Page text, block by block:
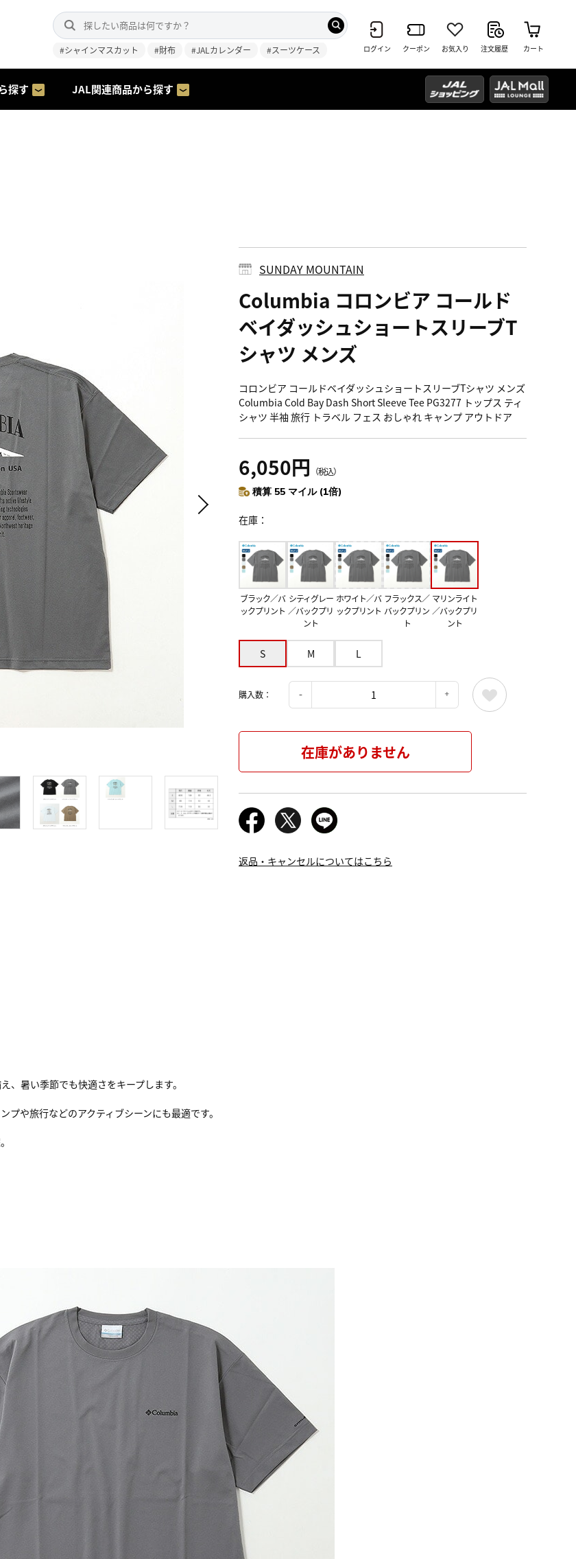
#シャインマスカット #財布 #JALカレンダー #スーツケース ログイン クーポン お気入り 注文履歴 カート
探す JAL関連商品から探す
SUNDAY MOUNTAIN
Columbia コロンビア コールド
ベイダッシュショートスリーブT
シャツ メンズ
コロンビア コールドベイダッシュショートスリーブTシャツ メンズ
Columbia Cold Bay Dash Short Sleeve Tee PG3277 トップス ティ
シャツ 半袖 旅行 トラベル フェス おしゃれ キャンプ アウトドア
6,050円 （税込）
積算 55 マイル (1倍)
在庫
ブラック／バ
ックプリント
シティグレー
／バックプリ
ント
ホワイト／バ
ックプリント
フラックス／
バックプリン
ト
マリンライト
／バックプリ
ント
S M L
購入数：
在庫がありません
返品・キャンセルについてはこちら
暑い季節でも快適さをキープします。
や旅行などのアクティブシーンにも最適です。